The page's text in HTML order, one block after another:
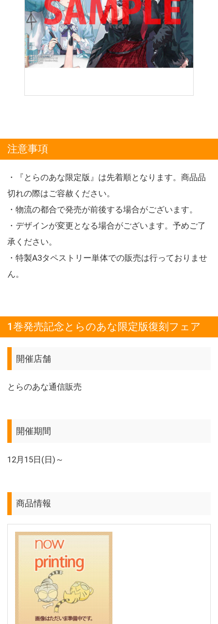
注意事項
・『とらのあな限定版』は先着順となります。商品品
切れの際はご容赦ください。
・物流の都合で発売が前後する場合がございます。
・デザインが変更となる場合がございます。予めご了
承ください。
・特製A3タペストリー単体での販売は行っておりませ
ん。
1巻発売記念とらのあな限定版復刻フェア
開催店舗
とらのあな通信販売
開催期間
12月15日(日)～
商品情報